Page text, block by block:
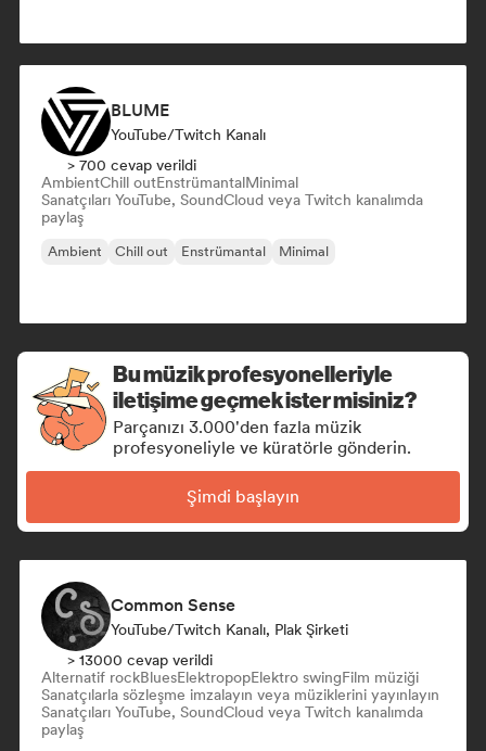
BLUME
YouTube/Twitch Kanalı
> 700 cevap verildi
AmbientChill outEnstrümantalMinimal
Sanatçıları YouTube, SoundCloud veya Twitch kanalımda
paylaş
Ambient Chill out Enstrümantal Minimal
Bu müzik profesyonelleriyle
iletişime geçmek ister misiniz?
Parçanızı 3.000'den fazla müzik
profesyoneliyle ve küratörle gönderin.
Şimdi başlayın
Common Sense
YouTube/Twitch Kanalı, Plak Şirketi
> 13000 cevap verildi
Alternatif rockBluesElektropopElektro swingFilm müziği
Sanatçılarla sözleşme imzalayın veya müziklerini yayınlayın
Sanatçıları YouTube, SoundCloud veya Twitch kanalımda
paylaş